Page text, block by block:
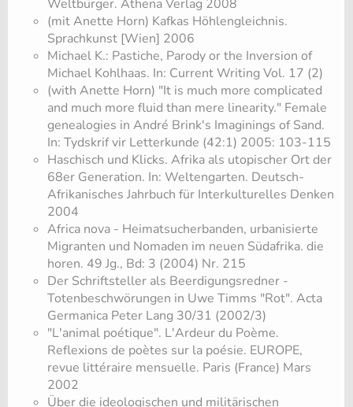
Weltbürger. Athena Verlag 2008
(mit Anette Horn) Kafkas Höhlengleichnis.
Sprachkunst [Wien] 2006
Michael K.: Pastiche, Parody or the Inversion of
Michael Kohlhaas. In: Current Writing Vol. 17 (2)
(with Anette Horn) "It is much more complicated
and much more fluid than mere linearity." Female
genealogies in André Brink's Imaginings of Sand.
In: Tydskrif vir Letterkunde (42:1) 2005: 103-115
Haschisch und Klicks. Afrika als utopischer Ort der
68er Generation. In: Weltengarten. Deutsch-
Afrikanisches Jahrbuch für Interkulturelles Denken
2004
Africa nova - Heimatsucherbanden, urbanisierte
Migranten und Nomaden im neuen Südafrika. die
horen. 49 Jg., Bd: 3 (2004) Nr. 215
Der Schriftsteller als Beerdigungsredner -
Totenbeschwörungen in Uwe Timms "Rot". Acta
Germanica Peter Lang 30/31 (2002/3)
"L'animal poétique". L'Ardeur du Poème.
Reflexions de poètes sur la poésie. EUROPE,
revue littéraire mensuelle. Paris (France) Mars
2002
Über die ideologischen und militärischen